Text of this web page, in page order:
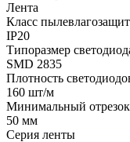
Лента
Класс
IP20
Типоразмер
SMD 2835
Плотность
160 шт/м
Минимальный отрезок
50 мм
Серия ленты